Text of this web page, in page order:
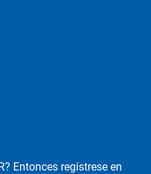
Entonces regístrese en